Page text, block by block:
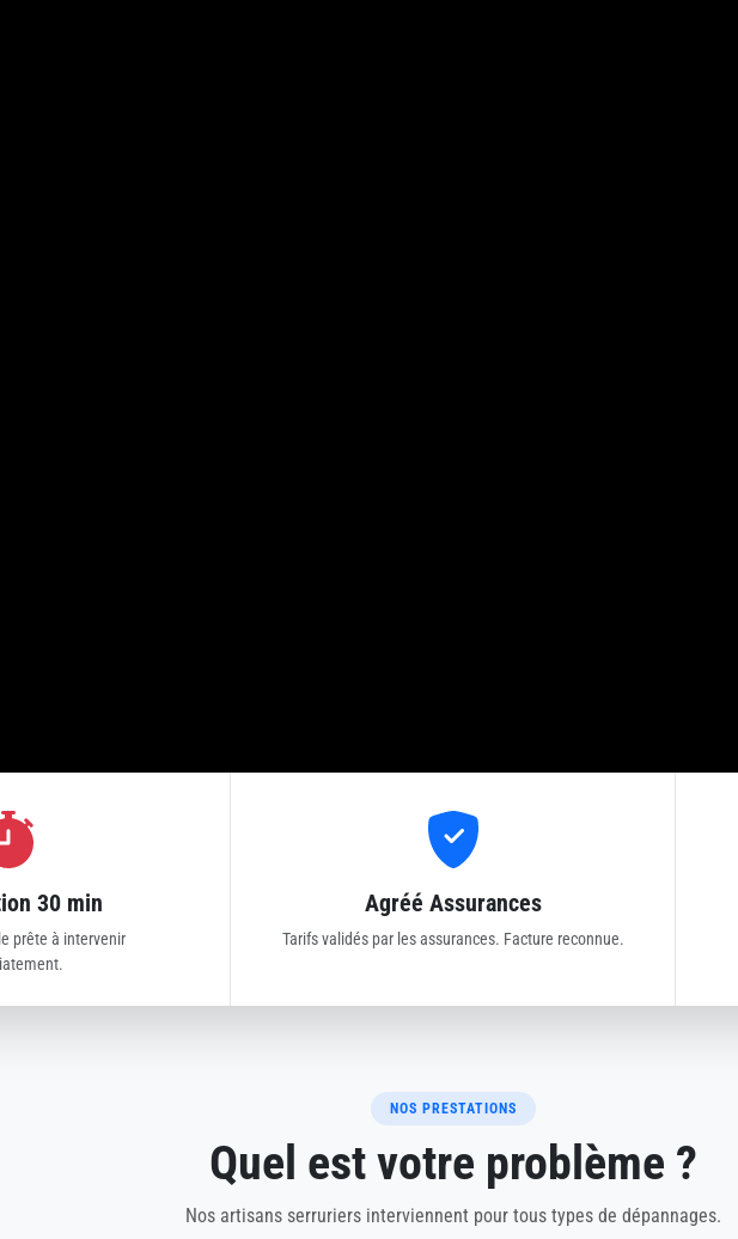
30 min
prête à intervenir
Agréé Assurances
Tarifs validés par les assurances. Facture reconnue.
NOS PRESTATIONS
Quel est votre problème ?
Nos artisans serruriers interviennent pour tous types de dépannages.